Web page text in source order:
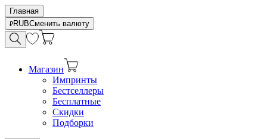
Главная
RUBСменить валюту
Магазин
Импринты
Бестселлеры
Бесплатные
Скидки
Подборки